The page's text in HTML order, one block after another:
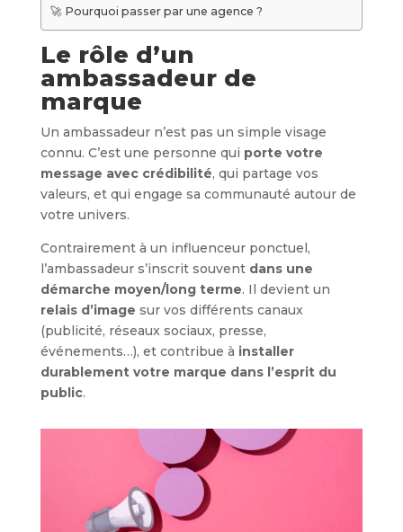
🚀 Pourquoi passer par une agence ?
Le rôle d’un
ambassadeur de
marque
Un ambassadeur n’est pas un simple visage
connu. C’est une personne qui porte votre
message avec crédibilité, qui partage vos
valeurs, et qui engage sa communauté autour de
votre univers.
Contrairement à un influenceur ponctuel,
l’ambassadeur s’inscrit souvent dans une
démarche moyen/long terme. Il devient un
relais d’image sur vos différents canaux
(publicité, réseaux sociaux, presse,
événements…), et contribue à installer
durablement votre marque dans l’esprit du
public.